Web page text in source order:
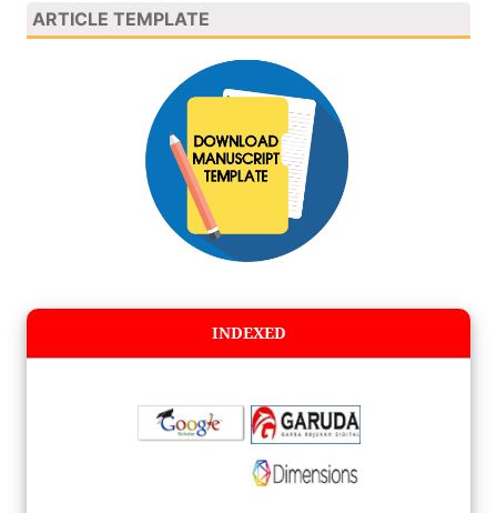
ARTICLE TEMPLATE
INDEXED